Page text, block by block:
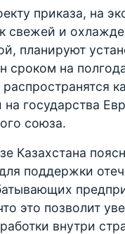
приказа, на
свежей и
планируют
сроком на
на государства
союза.
Казахстана
поддержки
это позволит
внутри